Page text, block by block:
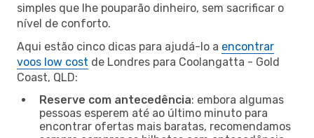
simples que lhe pouparão dinheiro, sem sacrificar o
nível de conforto.
Aqui estão cinco dicas para ajudá-lo a encontrar
voos low cost de Londres para Coolangatta - Gold
Coast, QLD:
Reserve com antecedência: embora algumas
pessoas esperem até ao último minuto para
encontrar ofertas mais baratas, recomendamos